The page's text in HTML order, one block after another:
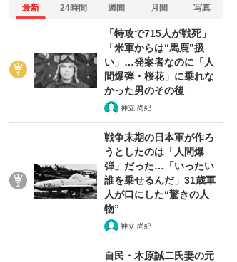
国から』倉本聰氏（91...
最新 24時間 週間 月間 写真
「特攻で715人が戦死」
「米軍からは“馬鹿”扱
い」…発案者なのに「人
間爆弾・桜花」に乗れな
かった男のその後
神立 尚紀
戦争末期の日本軍が作ろ
うとしたのは「人間爆
弾」だった…「いったい
誰を乗せるんだ」31歳軍
人が口にした“驚きの人
物”
神立 尚紀
自民・木原誠二氏妻の元